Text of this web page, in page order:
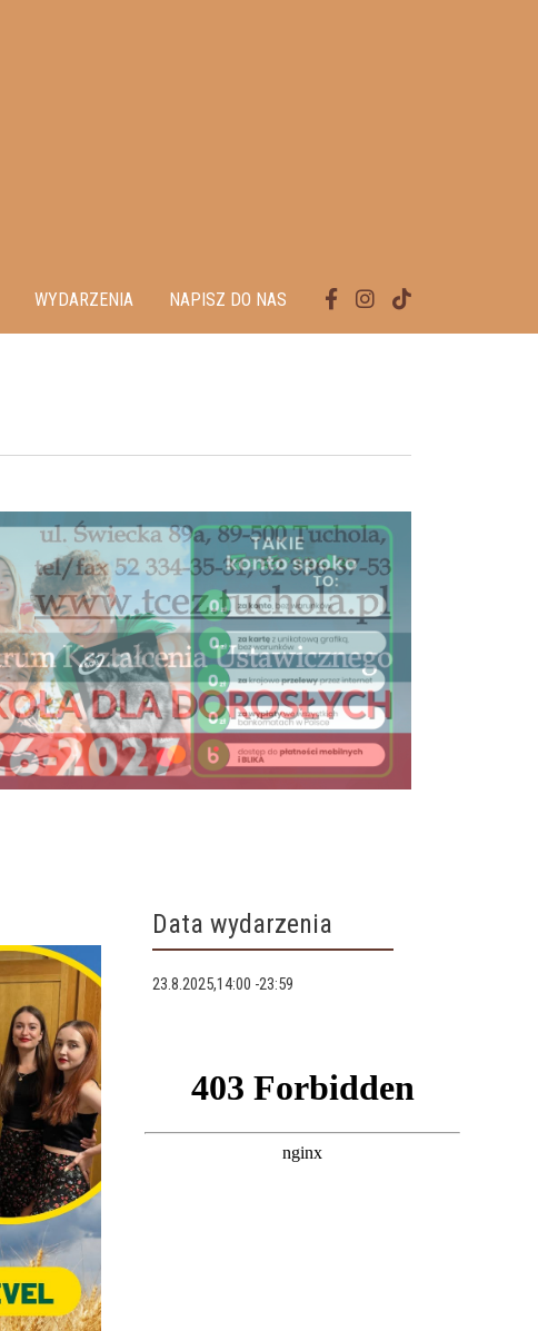
WYDARZENIA NAPISZ DO NAS
Data wydarzenia
23.8.2025,14:00 -23:59